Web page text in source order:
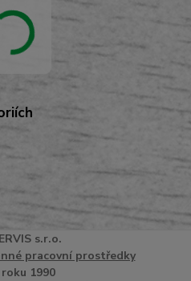
Ss.r.o.
pracovní prostředky
1990